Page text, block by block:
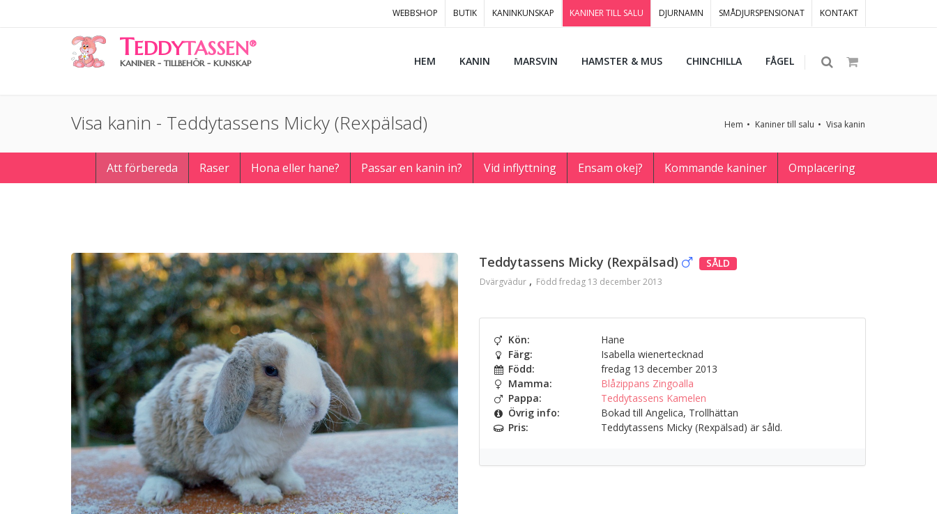
WEBBSHOP BUTIK KANINKUNSKAP KANINER TILL SALU DJURNAMN SMÅDJURSPENSIONAT KONTAKT
TEDDYTASSEN®
KANINER - TILLBEHÖR - KUNSKAP HEM KANIN MARSVIN HAMSTER & MUS CHINCHILLA FÅGEL
Visa kanin - Teddytassens Micky (Rexpälsad) Hem Kaniner till salu Visa kanin
Att förbereda Raser Hona eller hane? Passar en kanin in? Vid inflyttning Ensam okej? Kommande kaniner Omplacering
Teddytassens Micky (Rexpälsad) SÅLD
Dvärgvädur Född fredag 13 december 2013
Kön:
Hane
Färg:
Isabella wienertecknad
Född:
fredag 13 december 2013
Mamma:
Blåzippans Zingoalla
Pappa:
Teddytassens Kamelen
Övrig info:
Bokad till Angelica, Trollhättan
Pris:
Teddytassens Micky (Rexpälsad) är såld.